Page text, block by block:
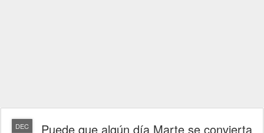
DEC
Puede que algún día Marte se convierta